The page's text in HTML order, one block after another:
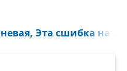
Эта сшибка